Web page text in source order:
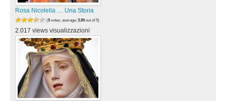
Rosa Nicolella … Una Storia
(5votes, average: 3,80 out of 5)
2.017 views visualizzazioni